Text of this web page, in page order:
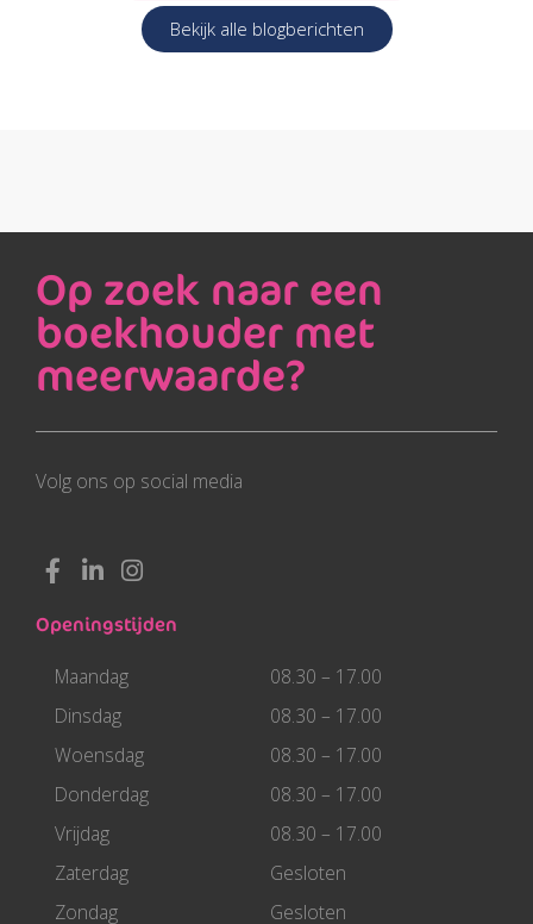
Bekijk alle blogberichten
Openingstijden
Maandag
08.30 – 17.00
Dinsdag
08.30 – 17.00
Woensdag
08.30 – 17.00
Donderdag
08.30 – 17.00
Vrijdag
08.30 – 17.00
Zaterdag
Gesloten
Zondag
Gesloten
Op zoek naar een
boekhouder met
meerwaarde?
Volg ons op social media
F
a
c
e
b
o
o
-
f
L
i
n
k
d
i
-
i
I
n
s
t
m